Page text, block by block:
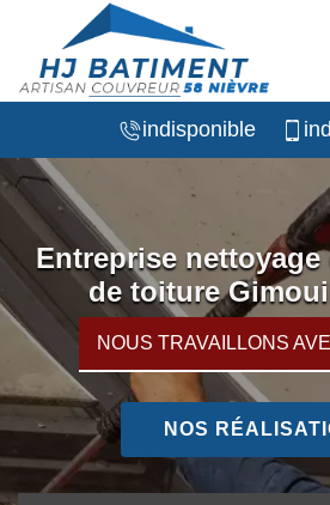
indisponible
Entreprise
de toiture
NOUS TRAVAILLONS
NOS